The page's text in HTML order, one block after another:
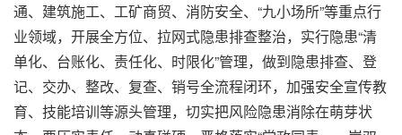
通、建筑施工、工矿商贸、消防安全、“九小场所”等重点行
业领域，开展全方位、拉网式隐患排查整治，实行隐患“清
单化、台账化、责任化、时限化”管理，做到隐患排查、登
记、交办、整改、复查、销号全流程闭环，加强安全宣传教
育、技能培训等源头管理，切实把风险隐患消除在萌芽状